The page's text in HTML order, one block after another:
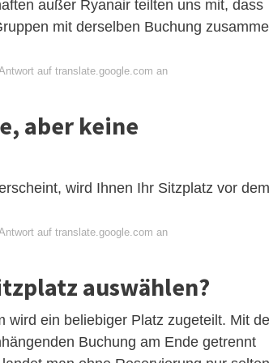
außer Ryanair teilten uns mit, dass
mit derselben Buchung
auf translate.google.com an
aber keine
wird Ihnen Ihr Sitzplatz vor dem
auf translate.google.com an
auswählen?
wird ein beliebiger Platz zugeteilt. Mit
Buchung am Ende getrennt